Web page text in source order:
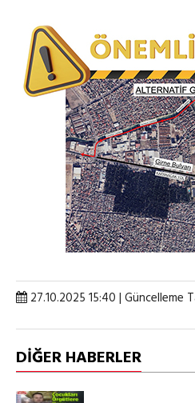
27.10.2025 15:40 | Güncelleme
DİĞER HABERLER